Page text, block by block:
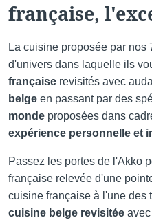
française,
La cuisine proposée par
d'univers dans laquelle ils
française revisités avec
belge en passant par des
monde proposées dans
expérience personnelle et
Passez les portes de l'Akko
française relevée d'une
cuisine française à l'une des
cuisine belge revisitée
Prénom*:
Email
Téléphone *
Message*: